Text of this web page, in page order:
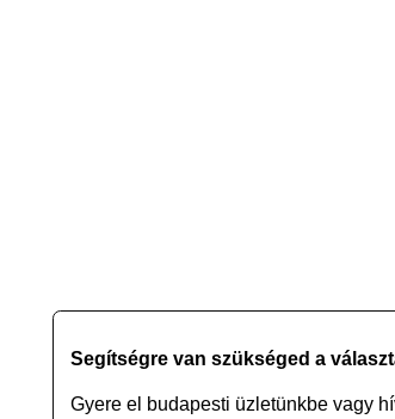
Segítségre van szükséged a
Gyere el budapesti üzletünkbe vagy